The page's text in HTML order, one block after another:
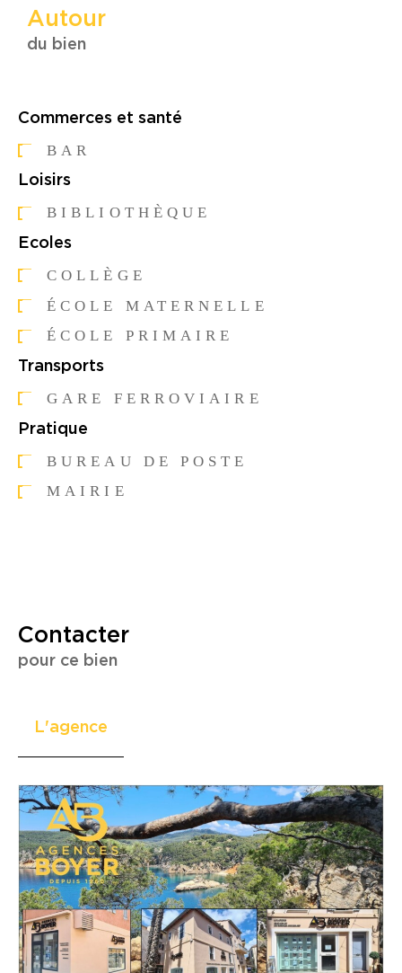
Autour
du bien
Commerces et santé
BAR
Loisirs
BIBLIOTHÈQUE
Ecoles
COLLÈGE
ÉCOLE MATERNELLE
ÉCOLE PRIMAIRE
Transports
GARE FERROVIAIRE
Pratique
BUREAU DE POSTE
MAIRIE
Contacter
pour ce bien
L'agence